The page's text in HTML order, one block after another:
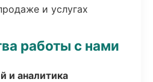
и услугах
работы с нами
и аналитика